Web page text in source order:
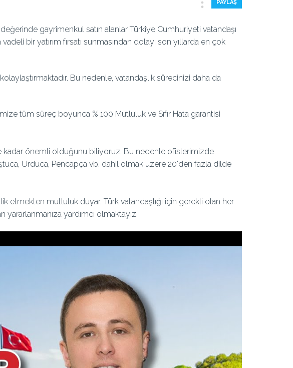
PAYLAŞ
gayrimenkul satın alanlar Türkiye Cumhuriyeti vatandaşı
bir yatırım fırsatı sunmasından dolayı son yıllarda en çok
Bu nedenle, vatandaşlık sürecinizi daha da
tüm süreç boyunca % 100 Mutluluk ve Sıfır Hata garantisi
kadar önemli olduğunu biliyoruz. Bu nedenle ofislerimizde
Urduca, Pencapça vb. dahil olmak üzere 20'den fazla dilde
etmekten mutluluk duyar. Türk vatandaşlığı için gerekli olan her
yararlanmanıza yardımcı olmaktayız.